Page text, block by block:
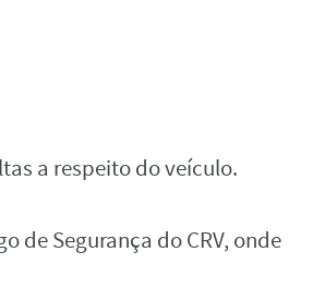
a respeito do veículo.
de Segurança do CRV, onde